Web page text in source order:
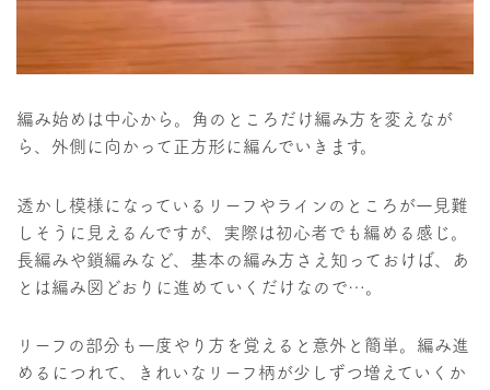
編み始めは中心から。角のところだけ編み方を変えなが
ら、外側に向かって正方形に編んでいきます。
透かし模様になっているリーフやラインのところが一見難
しそうに見えるんですが、実際は初心者でも編める感じ。
長編みや鎖編みなど、基本の編み方さえ知っておけば、あ
とは編み図どおりに進めていくだけなので…。
リーフの部分も一度やり方を覚えると意外と簡単。編み進
めるにつれて、きれいなリーフ柄が少しずつ増えていくか